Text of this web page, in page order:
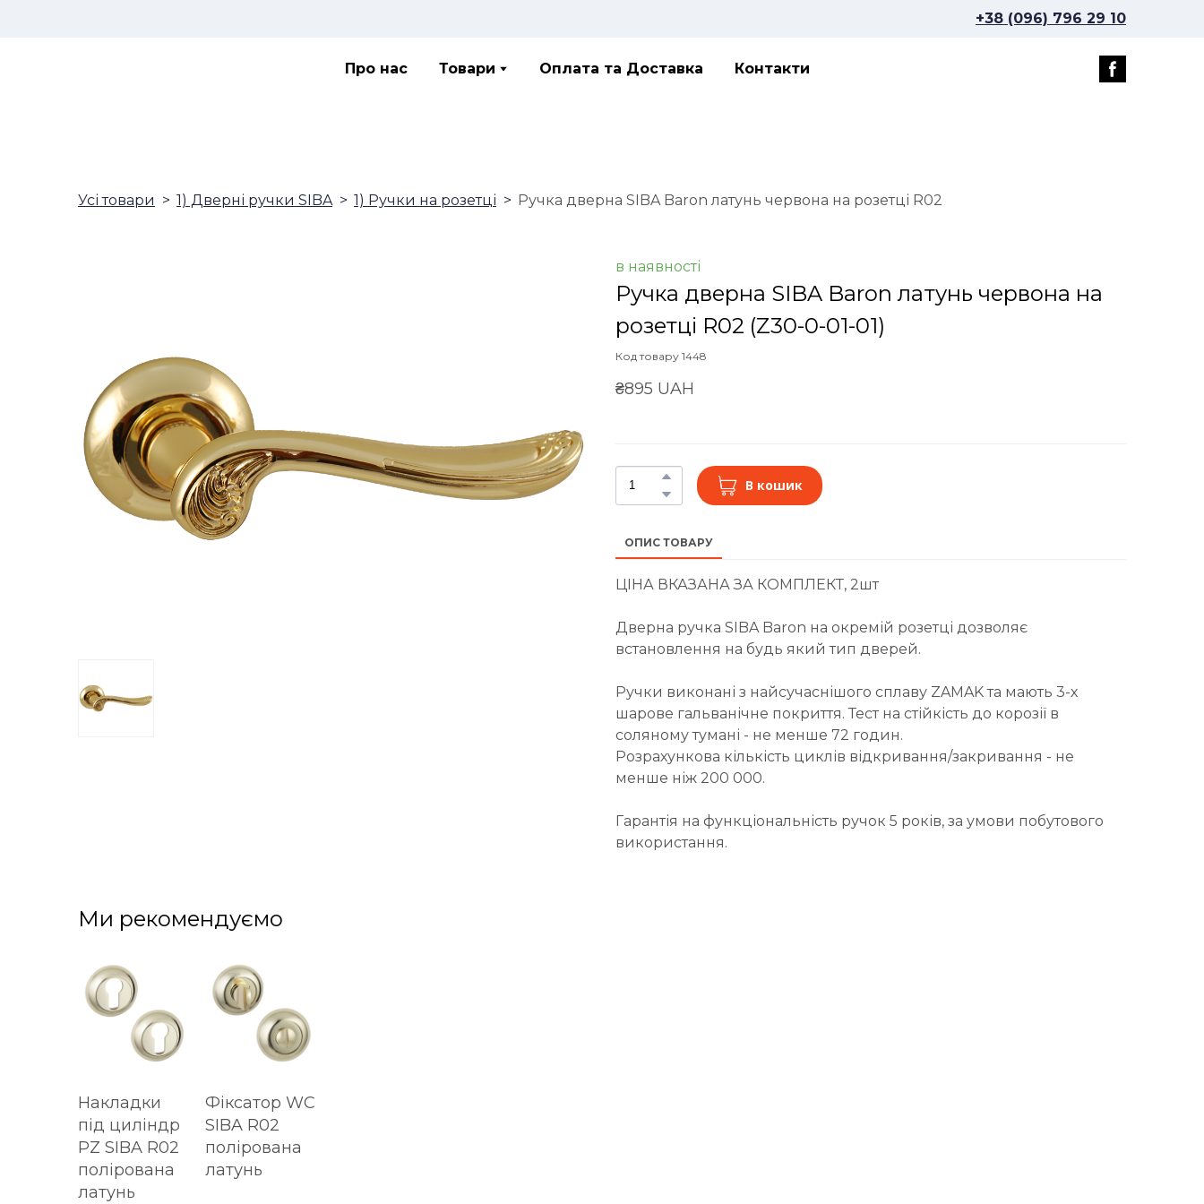
+38 (096) 796 29 10
Про нас Товари Оплата та Доставка Контакти
Усі товари 1) Дверні ручки SIBA 1) Ручки на розетці Ручка дверна SIBA Baron латунь червона на розетці R02
в наявності
Ручка дверна SIBA Baron латунь червона на
розетці R02 (Z30-0-01-01)
Код товару 1448
₴895 UAH
В кошик
ОПИС ТОВАРУ
ЦІНА ВКАЗАНА ЗА КОМПЛЕКТ, 2шт
Дверна ручка SIBA Baron на окремій розетці дозволяє
встановлення на будь який тип дверей.
Ручки виконані з найсучаснішого сплаву ZAMAK та мають 3-х
шарове гальванічне покриття. Тест на стійкість до корозії в
соляному тумані - не менше 72 годин.
Розрахункова кількість циклів відкривання/закривання - не
менше ніж 200 000.
Гарантія на функціональність ручок 5 років, за умови побутового
використання.
Ми рекомендуємо
Накладки
під циліндр
PZ SIBA R02
полірована
латунь
Фіксатор WC
SIBA R02
полірована
латунь